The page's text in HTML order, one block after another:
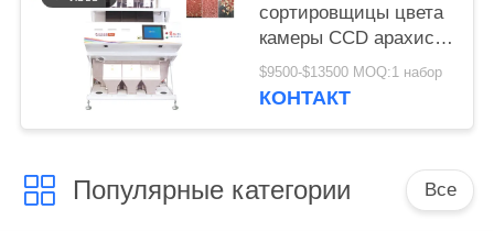
сортировщицы цвета
камеры CCD арахиса
3 парашютов
множественная
$9500-$13500 MOQ:1 набор
КОНТАКТ
Популярные категории Все